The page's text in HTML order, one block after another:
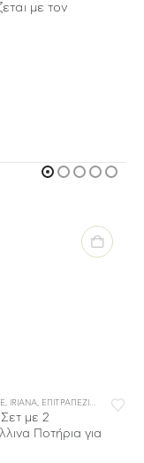
με τον
, IRIANA, ΕΠΙΤΡΑΠΕΖΙΑ ΕΙΔΗ ,
Σετ με 2
Ποτήρια για